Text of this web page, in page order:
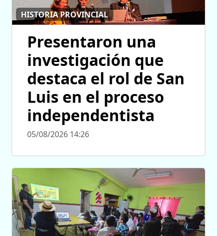
HISTORIA PROVINCIAL
Presentaron una
investigación que
destaca el rol de San
Luis en el proceso
independentista
05/08/2026 14:26